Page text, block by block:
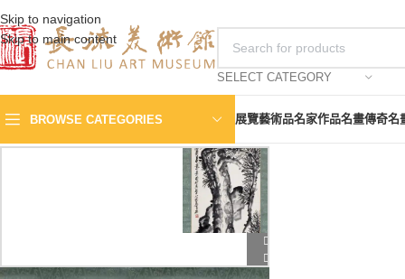
Skip to navigation
Skip to main content
SELECT CATEGORY
BROWSE CATEGORIES 展覽藝術品名家作品名畫傳奇名